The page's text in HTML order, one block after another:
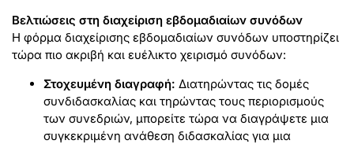
Βελτιώσεις στη διαχείριση εβδομαδιαίων συνόδων
Η φόρμα διαχείρισης εβδομαδιαίων συνόδων υποστηρίζει
τώρα πιο ακριβή και ευέλικτο χειρισμό συνόδων:
Στοχευμένη διαγραφή: Διατηρώντας τις δομές
συνδιδασκαλίας και τηρώντας τους περιορισμούς
των συνεδριών, μπορείτε τώρα να διαγράψετε μια
συγκεκριμένη ανάθεση διδασκαλίας για μια